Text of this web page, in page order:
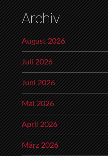
Archiv
August 2026
Juli 2026
Juni 2026
Mai 2026
April 2026
März 2026